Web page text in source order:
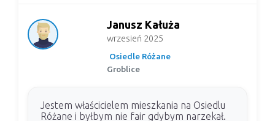
Janusz Kałuża
wrzesień 2025
Osiedle Różane
Groblice
Jestem właścicielem mieszkania na Osiedlu
Różane i byłbym nie fair gdybym narzekał.